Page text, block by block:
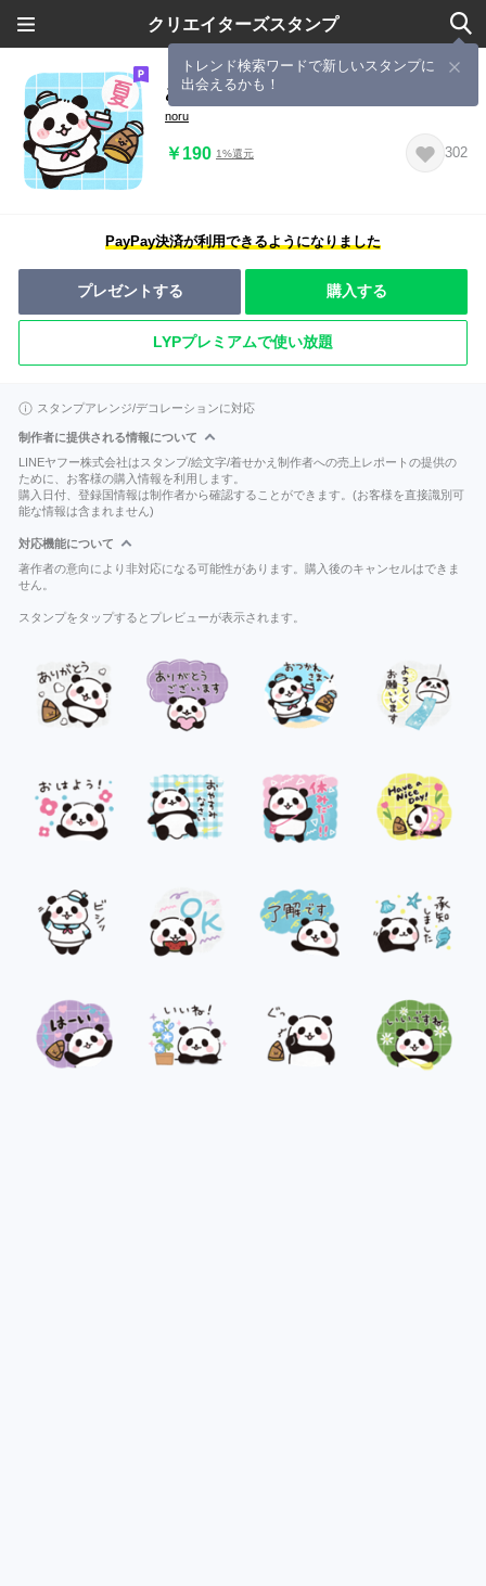
クリエイターズスタンプ
トレンド検索ワードで新しいスタンプに
出会えるかも！
あまパンの夏
noru
￥190 1%還元 302
PayPay決済が利用できるようになりました
プレゼントする 購入する
LYPプレミアムで使い放題
スタンプアレンジ/デコレーションに対応
制作者に提供される情報について
LINEヤフー株式会社はスタンプ/絵文字/着せかえ制作者への売上レポートの提供の
ために、お客様の購入情報を利用します。
購入日付、登録国情報は制作者から確認することができます。(お客様を直接識別可
能な情報は含まれません)
対応機能について
著作者の意向により非対応になる可能性があります。購入後のキャンセルはできま
せん。
スタンプをタップするとプレビューが表示されます。